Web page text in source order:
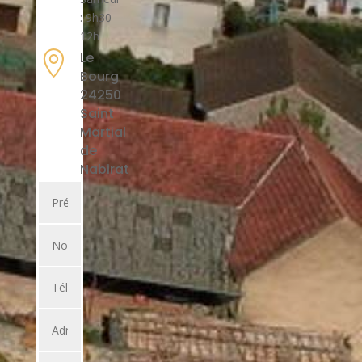
: 9h30 -
12h

Le
Bourg
24250
Saint
Martial
de
Nabirat